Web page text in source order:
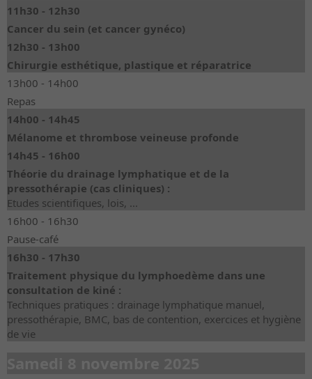
11h30 - 12h30
Cancer du sein (et cancer gynéco)
12h30 - 13h00
Chirurgie esthétique, plastique et réparatrice
13h00 - 14h00
Repas
14h00 - 14h45
Mélanome et thrombose veineuse profonde
14h45 - 16h00
Théorie du drainage lymphatique et de la
pressothérapie (cas cliniques) :
Etudes scientifiques, lois, ...
16h00 - 16h30
Pause-café
16h30 - 17h30
Traitement physique du lymphoedème dans une
consultation de kiné :
Techniques pratiques : drainage lymphatique manuel,
pressothérapie, BMC, bas de contention, exercices et hygiène
de vie